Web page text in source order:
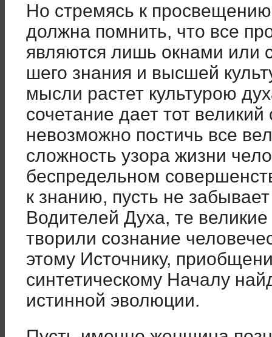
Но стремясь к
должна помнить, что все
являются лишь окнами или
шего знания и высшей
мысли растет культурою
соче­тание дает тот великий
невозможно постичь все
сложность узо­ра жизни
беспредельном
к знанию, пусть не
Водителей Духа, те
творили сознание
этому Источнику,
синтетическому Началу
истинной эволюции.